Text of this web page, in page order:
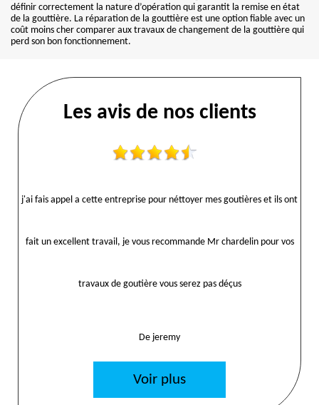
définir correctement la nature d’opération qui garantit la remise en état
de la gouttière. La réparation de la gouttière est une option fiable avec un
coût moins cher comparer aux travaux de changement de la gouttière qui
perd son bon fonctionnement.
Les avis de nos clients
j'ai fais appel a cette entreprise pour néttoyer mes goutières et ils ont
fait un excellent travail, je vous recommande Mr chardelin pour vos
travaux de goutière vous serez pas déçus
De jeremy
Voir plus